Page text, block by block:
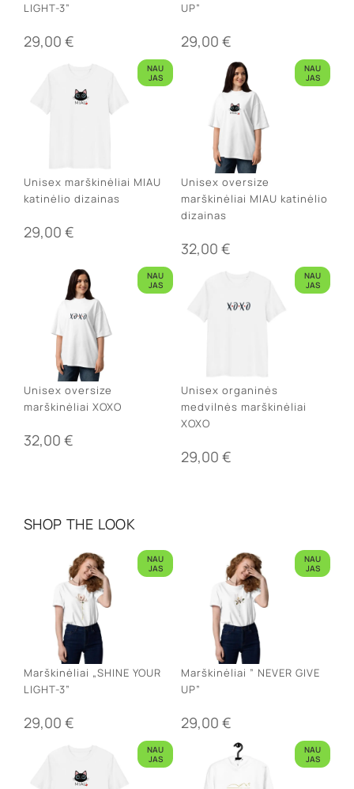
LIGHT-3”
29,00 €
UP”
29,00 €
NAU
JAS
Unisex marškinėliai MIAU
katinėlio dizainas
29,00 €
NAU
JAS
Unisex oversize
marškinėliai MIAU katinėlio
dizainas
32,00 €
NAU
JAS
Unisex oversize
marškinėliai XOXO
32,00 €
NAU
JAS
Unisex organinės
medvilnės marškinėliai
XOXO
29,00 €
SHOP THE LOOK
NAU
JAS
Marškinėliai „SHINE YOUR
LIGHT-3”
29,00 €
NAU
JAS
Marškinėliai ” NEVER GIVE
UP”
29,00 €
NAU
JAS
NAU
JAS